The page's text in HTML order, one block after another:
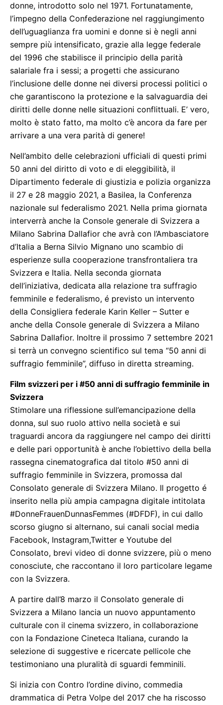
donne, introdotto solo nel 1971. Fortunatamente,
l’impegno della Confederazione nel raggiungimento
dell’uguaglianza fra uomini e donne si è negli anni
sempre più intensificato, grazie alla legge federale
del 1996 che stabilisce il principio della parità
salariale fra i sessi; a progetti che assicurano
l’inclusione delle donne nei diversi processi politici o
che garantiscono la protezione e la salvaguardia dei
diritti delle donne nelle situazioni conflittuali. E’ vero,
molto è stato fatto, ma molto c’è ancora da fare per
arrivare a una vera parità di genere!
Nell’ambito delle celebrazioni ufficiali di questi primi
50 anni del diritto di voto e di eleggibilità, il
Dipartimento federale di giustizia e polizia organizza
il 27 e 28 maggio 2021, a Basilea, la Conferenza
nazionale sul federalismo 2021. Nella prima giornata
interverrà anche la Console generale di Svizzera a
Milano Sabrina Dallafior che avrà con l’Ambasciatore
d’Italia a Berna Silvio Mignano uno scambio di
esperienze sulla cooperazione transfrontaliera tra
Svizzera e Italia. Nella seconda giornata
dell’iniziativa, dedicata alla relazione tra suffragio
femminile e federalismo, é previsto un intervento
della Consigliera federale Karin Keller – Sutter e
anche della Console generale di Svizzera a Milano
Sabrina Dallafior. Inoltre il prossimo 7 settembre 2021
si terrà un convegno scientifico sul tema “50 anni di
suffragio femminile”, diffuso in diretta streaming.
Film svizzeri per i #50 anni di suffragio femminile in
Svizzera
Stimolare una riflessione sull’emancipazione della
donna, sul suo ruolo attivo nella società e sui
traguardi ancora da raggiungere nel campo dei diritti
e delle pari opportunità è anche l’obiettivo della bella
rassegna cinematografica dal titolo #50 anni di
suffragio femminile in Svizzera, promossa dal
Consolato generale di Svizzera Milano. Il progetto é
inserito nella più ampia campagna digitale intitolata
#DonneFrauenDunnasFemmes (#DFDF), in cui dallo
scorso giugno si alternano, sui canali social media
Facebook, Instagram,Twitter e Youtube del
Consolato, brevi video di donne svizzere, più o meno
conosciute, che raccontano il loro particolare legame
con la Svizzera.
A partire dall’8 marzo il Consolato generale di
Svizzera a Milano lancia un nuovo appuntamento
culturale con il cinema svizzero, in collaborazione
con la Fondazione Cineteca Italiana, curando la
selezione di suggestive e ricercate pellicole che
testimoniano una pluralità di sguardi femminili.
Si inizia con Contro l’ordine divino, commedia
drammatica di Petra Volpe del 2017 che ha riscosso